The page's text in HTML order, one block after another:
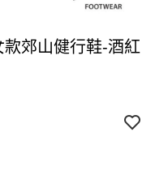
款郊山健行鞋-酒紅